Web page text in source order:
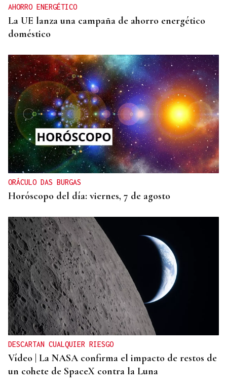
AHORRO ENERGÉTICO
La UE lanza una campaña de ahorro energético
doméstico
ORÁCULO DAS BURGAS
Horóscopo del día: viernes, 7 de agosto
DESCARTAN CUALQUIER RIESGO
Vídeo | La NASA confirma el impacto de restos de
un cohete de SpaceX contra la Luna